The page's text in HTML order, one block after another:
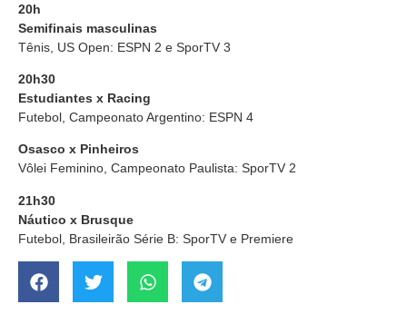
20h
Semifinais masculinas
Tênis, US Open: ESPN 2 e SporTV 3
20h30
Estudiantes x Racing
Futebol, Campeonato Argentino: ESPN 4
Osasco x Pinheiros
Vôlei Feminino, Campeonato Paulista: SporTV 2
21h30
Náutico x Brusque
Futebol, Brasileirão Série B: SporTV e Premiere